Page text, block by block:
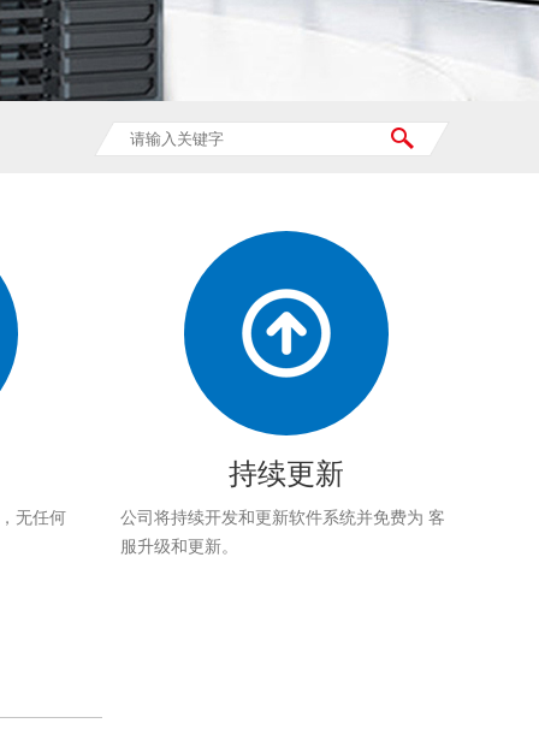
无任何
持续更新
公司将持续开发和更新软件系统并免费为 客
服升级和更新。